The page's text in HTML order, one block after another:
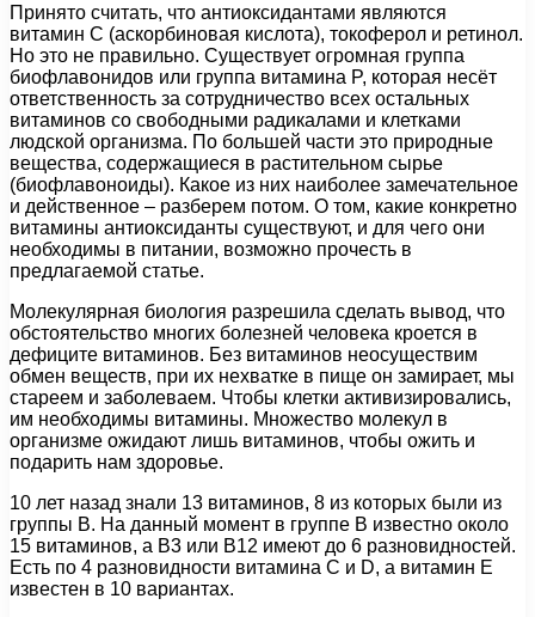
Принято считать, что антиоксидантами являются
витамин C (аскорбиновая кислота), токоферол и ретинол.
Но это не правильно. Существует огромная группа
биофлавонидов или группа витамина P, которая несёт
ответственность за сотрудничество всех остальных
витаминов со свободными радикалами и клетками
людской организма. По большей части это природные
вещества, содержащиеся в растительном сырье
(биофлавоноиды). Какое из них наиболее замечательное
и действенное – разберем потом. О том, какие конкретно
витамины антиоксиданты существуют, и для чего они
необходимы в питании, возможно прочесть в
предлагаемой статье.
Молекулярная биология разрешила сделать вывод, что
обстоятельство многих болезней человека кроется в
дефиците витаминов. Без витаминов неосуществим
обмен веществ, при их нехватке в пище он замирает, мы
стареем и заболеваем. Чтобы клетки активизировались,
им необходимы витамины. Множество молекул в
организме ожидают лишь витаминов, чтобы ожить и
подарить нам здоровье.
10 лет назад знали 13 витаминов, 8 из которых были из
группы В. На данный момент в группе В известно около
15 витаминов, а В3 или B12 имеют до 6 разновидностей.
Есть по 4 разновидности витамина С и D, а витамин Е
известен в 10 вариантах.